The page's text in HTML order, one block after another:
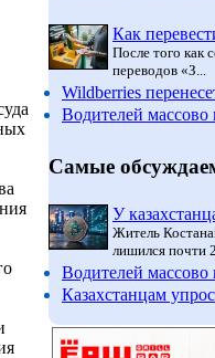
Как
После того как
переводов «З...
Wildberries
Водителей
Самые
У
Житель
лишился почти 2
Водителей
Казахстанцам